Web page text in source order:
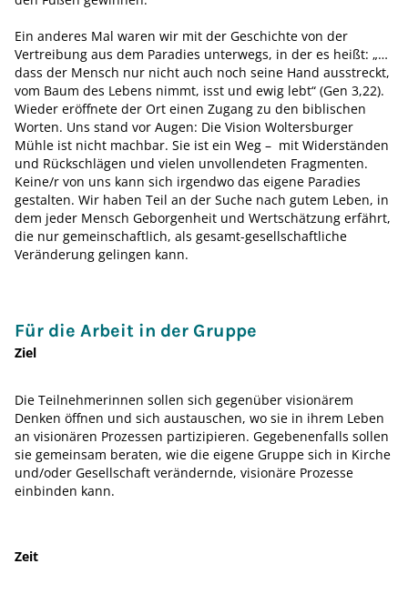
Ein anderes Mal waren wir mit der Geschichte von der
Vertreibung aus dem Paradies unterwegs, in der es heißt: „…
dass der Mensch nur nicht auch noch seine Hand ausstreckt,
vom Baum des Lebens nimmt, isst und ewig lebt“ (Gen 3,22).
Wieder eröffnete der Ort einen Zugang zu den biblischen
Worten. Uns stand vor Augen: Die Vision Woltersburger
Mühle ist nicht machbar. Sie ist ein Weg – mit Widerständen
und Rückschlägen und vielen unvollendeten Fragmenten.
Keine/r von uns kann sich irgendwo das eigene Paradies
gestalten. Wir haben Teil an der Suche nach gutem Leben, in
dem jeder Mensch Geborgenheit und Wertschätzung erfährt,
die nur gemeinschaftlich, als gesamt-gesellschaftliche
Veränderung gelingen kann.
Für die Arbeit in der Gruppe
Ziel
Die Teilnehmerinnen sollen sich gegenüber visionärem
Denken öffnen und sich austauschen, wo sie in ihrem Leben
an visionären Prozessen partizipieren. Gegebenenfalls sollen
sie gemeinsam beraten, wie die eigene Gruppe sich in Kirche
und/oder Gesellschaft verändernde, visionäre Prozesse
einbinden kann.
Zeit